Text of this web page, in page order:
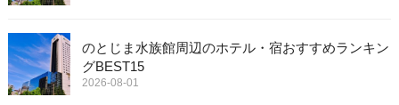
のとじま水族館周辺のホテル・宿おすすめランキン
グBEST15
2026-08-01